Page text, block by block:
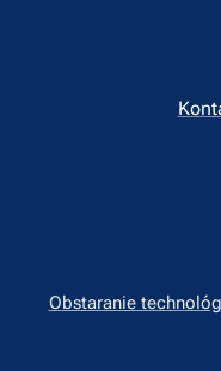
Obstaranie